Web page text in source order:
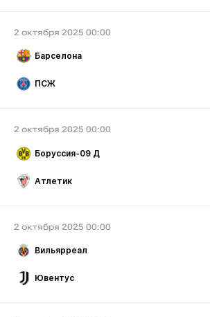
2 октября 2025 00:00
Барселона
ПСЖ
2 октября 2025 00:00
Боруссия-09 Д
Атлетик
2 октября 2025 00:00
Вильярреал
Ювентус